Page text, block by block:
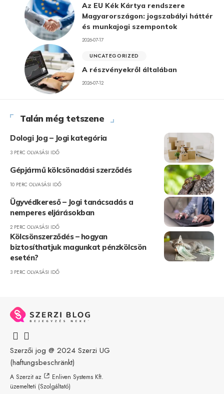
Az EU Kék Kártya rendszere
Magyarországon: jogszabályi háttér
és munkajogi szempontok
2026-07-17
UNCATEGORIZED
A részvényekről általában
2026-07-12
Talán még tetszene
Dologi Jog – Jogi kategória
3 PERC OLVASÁSI IDŐ
Gépjármű kölcsönadási szerződés
10 PERC OLVASÁSI IDŐ
Ügyvédkereső – Jogi tanácsadás a
nemperes eljárásokban
2 PERC OLVASÁSI IDŐ
Kölcsönszerződés – hogyan
biztosíthatjuk magunkat pénzkölcsön
esetén?
3 PERC OLVASÁSI IDŐ
Szerzői jog @ 2024 Szerzi UG
(haftungsbeschränkt)
A Szerzit az
Enliven Systems Kft.
üzemelteti (Szolgáltató)